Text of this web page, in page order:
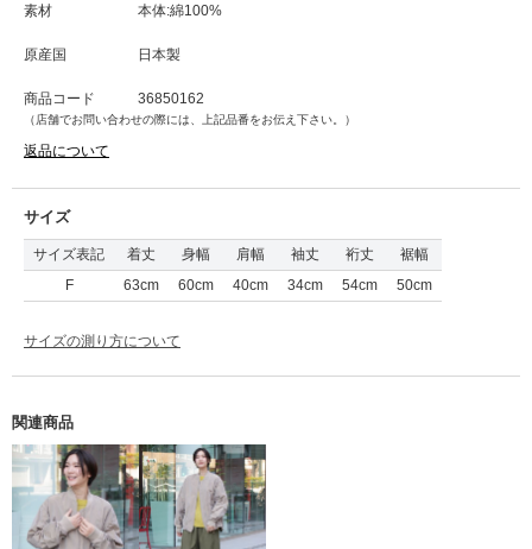
素材 本体:綿100%
原産国 日本製
商品コード 36850162
（店舗でお問い合わせの際には、上記品番をお伝え下さい。）
返品について
サイズ
サイズ表記 着丈 身幅 肩幅 袖丈 裄丈
裾幅
F
63cm 60cm 40cm 34cm 54cm 50cm
サイズの測り方について
関連商品